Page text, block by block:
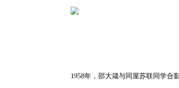
1958年，邵大箴与同屋苏联同学合